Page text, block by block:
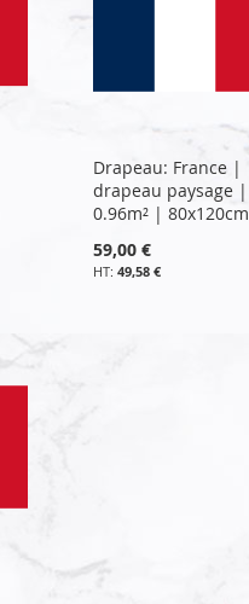
Drapeau: France |
drapeau paysage |
0.96m² | 80x120cm
59,00 €
49,58 €